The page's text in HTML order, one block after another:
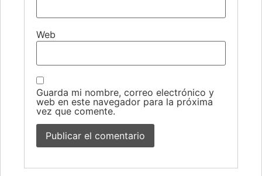
Web
Guarda mi nombre, correo electrónico y
web en este navegador para la próxima
vez que comente.